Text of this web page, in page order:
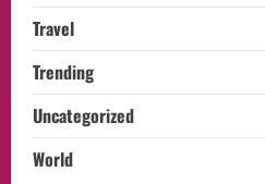
Travel
Trending
Uncategorized
World